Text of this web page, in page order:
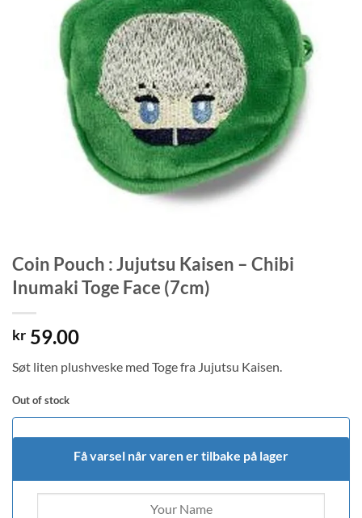
Coin Pouch : Jujutsu Kaisen – Chibi
Inumaki Toge Face (7cm)
kr 59.00
Søt liten plushveske med Toge fra Jujutsu Kaisen.
Out of stock
Få varsel når varen er tilbake på lager